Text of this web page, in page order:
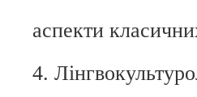
аспекти
4.